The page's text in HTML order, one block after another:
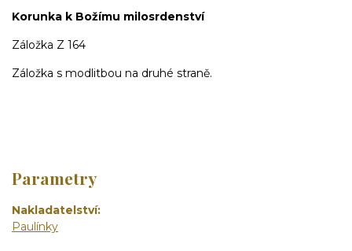
Korunka k Božímu milosrdenství
Záložka Z 164
Záložka s modlitbou na druhé straně.
Parametry
Nakladatelství
Paulínky